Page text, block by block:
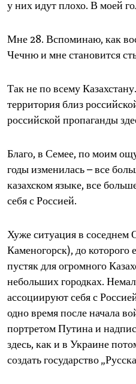
у них идут плохо. В моей
Мне 28. Вспоминаю, как
Чечню и мне становится
Так не по всему
территория близ
российской пропаганды
Благо, в Семее, по моим
годы изменилась – все
казахском языке, все
себя с Россией.
Хуже ситуация в соседнем
Каменогорск), до которого
пустяк для огромного
небольших городках.
ассоциируют себя с
одно время после начала
портретом Путина и
здесь, как и в Украине
создать государство